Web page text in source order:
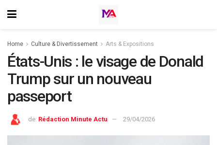
Home ⁠Culture & Divertissement Arts & Expositions
États-Unis : le visage de Donald
Trump sur un nouveau
passeport
de: Rédaction Minute Actu 29/04/2026